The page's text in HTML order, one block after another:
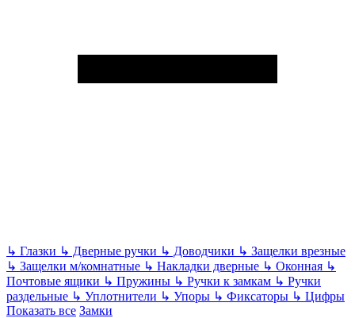
↳ Глазки ↳ Дверные ручки ↳ Доводчики ↳ Защелки врезные
↳ Защелки м/комнатные ↳ Накладки дверные ↳ Оконная ↳
Почтовые ящики ↳ Пружины ↳ Ручки к замкам ↳ Ручки
раздельные ↳ Уплотнители ↳ Упоры ↳ Фиксаторы ↳ Цифры
Показать все Замки